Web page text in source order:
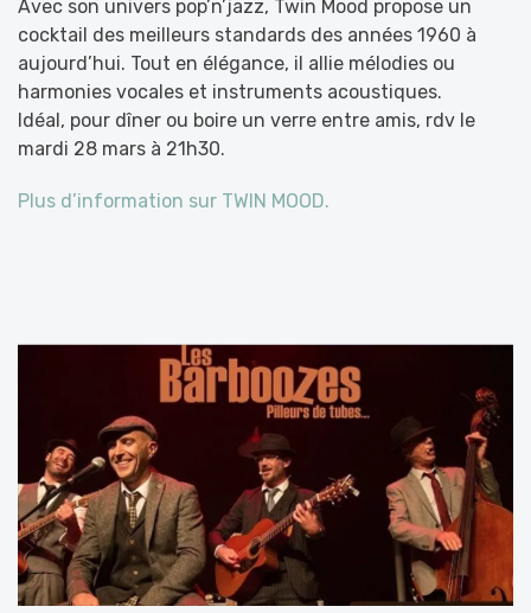
Avec son univers pop’n’jazz, Twin Mood propose un
cocktail des meilleurs standards des années 1960 à
aujourd’hui. Tout en élégance, il allie mélodies ou
harmonies vocales et instruments acoustiques.
Idéal, pour dîner ou boire un verre entre amis, rdv le
mardi 28 mars à 21h30.
Plus d’information sur TWIN MOOD.